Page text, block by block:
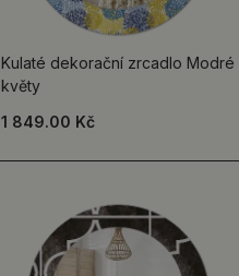
Kulaté dekorační zrcadlo Modré
květy
1 849.00 Kč